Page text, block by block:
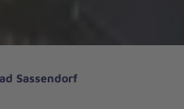
Sassendorf